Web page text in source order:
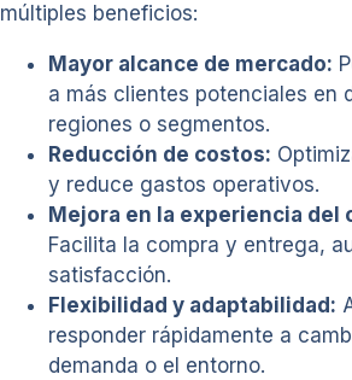
múltiples beneficios:
Mayor alcance de mercado:
a más clientes potenciales en
regiones o segmentos.
Reducción de costos:
y reduce gastos operativos.
Mejora en la experiencia del
Facilita la compra y entrega,
satisfacción.
Flexibilidad y adaptabilidad:
responder rápidamente a
demanda o el entorno.